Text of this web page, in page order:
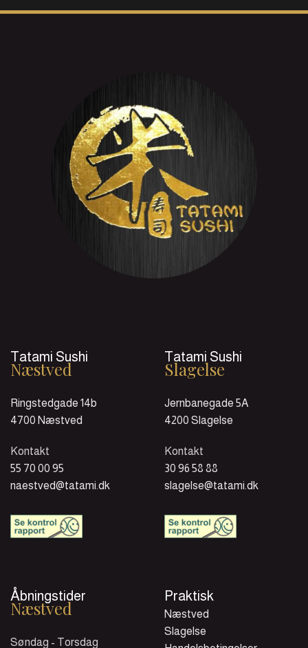
Tatami Sushi
Næstved
Ringstedgade 14b
4700 Næstved
Kontakt
55 70 00 95
naestved@tatami.dk
Tatami Sushi
Slagelse
Jernbanegade 5A
4200 Slagelse
Kontakt
30 96 58 88
slagelse@tatami.dk
Åbningstider
Næstved
Søndag - Torsdag
Praktisk
Næstved
Slagelse